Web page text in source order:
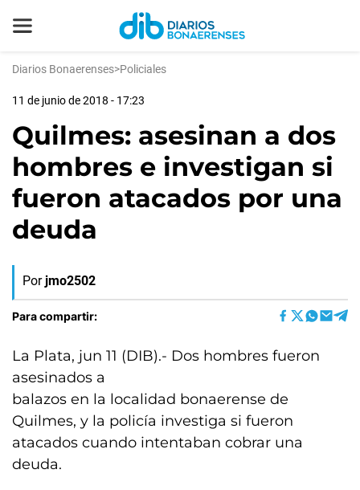
Diarios Bonaerenses>Policiales
11 de junio de 2018 - 17:23
Quilmes: asesinan a dos
hombres e investigan si
fueron atacados por una
deuda
Por jmo2502
Para compartir:
La Plata, jun 11 (DIB).- Dos hombres fueron
asesinados a
balazos en la localidad bonaerense de
Quilmes, y la policía investiga si fueron
atacados cuando intentaban cobrar una
deuda.